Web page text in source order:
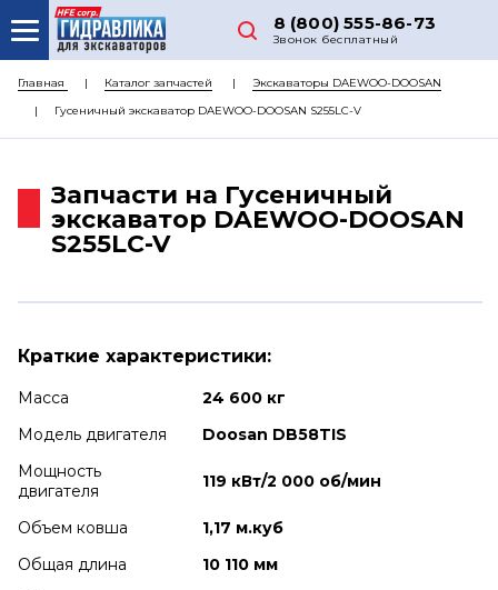
8 (800) 555-86-73
Звонок бесплатный
О НАС
КАТАЛОГ ЗАПЧАСТЕЙ
ДОСТАВКА
Главная Каталог запчастей
Экскаваторы DAEWOO-DOOSAN
Гусеничный экскаватор DAEWOO-DOOSAN S255LC-V
Запчасти на Гусеничный
экскаватор DAEWOO-DOOSAN
S255LC-V
Краткие характеристики:
Масса
24 600 кг
Модель двигателя
Doosan DB58TIS
Мощность
двигателя
119 кВт/2 000 об/мин
Объем ковша
1,17 м.куб
Общая длина
10 110 мм